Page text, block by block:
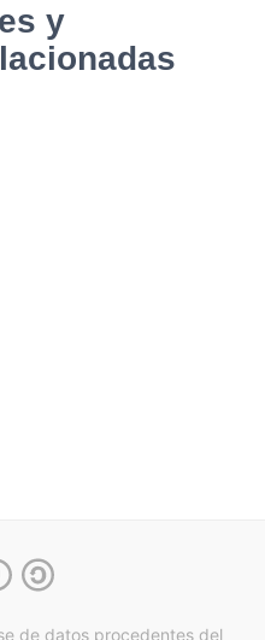
y
de datos procedentes del